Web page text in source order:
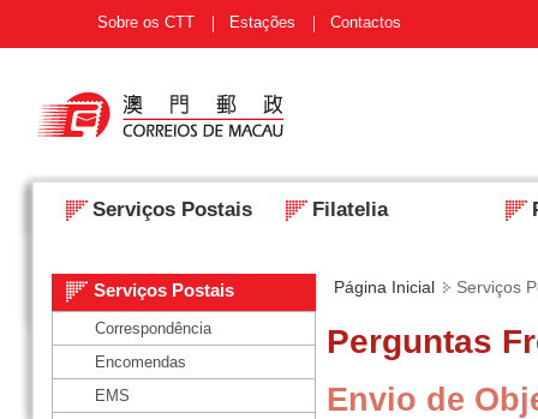
Sobre os CTT Estações Contactos
Serviços Postais Filatelia
Serviços Postais
Correspondência
Encomendas
EMS
Página Inicial Serviços
Perguntas
Envio de